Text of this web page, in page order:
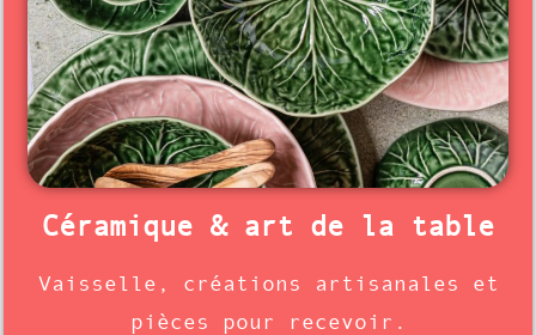
Céramique & art de la table
Vaisselle, créations artisanales et
pièces pour recevoir.